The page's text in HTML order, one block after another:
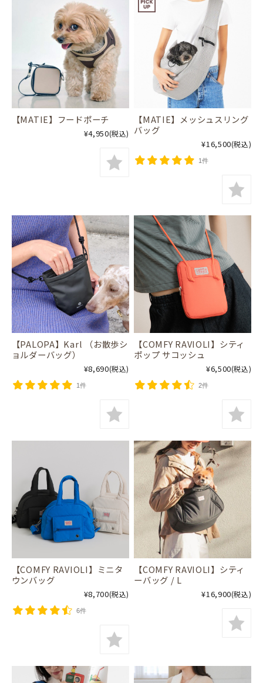
【MATIE】フードポーチ
¥4,950(税込)
【MATIE】メッシュスリング
バッグ
¥16,500(税込)
1件
【PALOPA】Karl （お散歩シ
ョルダーバッグ）
¥8,690(税込)
1件
【COMFY RAVIOLI】シティ
ポップ サコッシュ
¥6,500(税込)
2件
【COMFY RAVIOLI】ミニタ
ウンバッグ
¥8,700(税込)
6件
【COMFY RAVIOLI】シティ
ーバッグ / L
¥16,900(税込)